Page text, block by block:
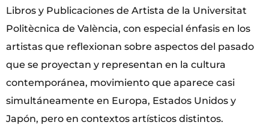
Libros y Publicaciones de Artista de la Universitat
Politècnica de València, con especial énfasis en los
artistas que reflexionan sobre aspectos del pasado
que se proyectan y representan en la cultura
contemporánea, movimiento que aparece casi
simultáneamente en Europa, Estados Unidos y
Japón, pero en contextos artísticos distintos.